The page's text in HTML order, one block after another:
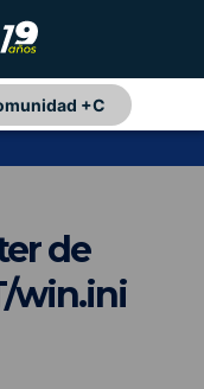
+C
de
win.ini